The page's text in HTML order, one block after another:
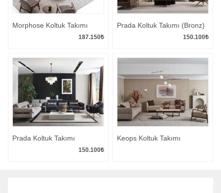
Morphose Koltuk Takımı
187.150₺
Prada Koltuk Takımı (Bronz)
150.100₺
Prada Koltuk Takımı
150.100₺
Keops Koltuk Takımı